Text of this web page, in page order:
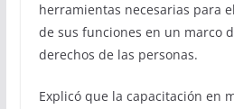
herramientas necesarias para
de sus funciones en un marco
derechos de las personas.
Explicó que la capacitación en